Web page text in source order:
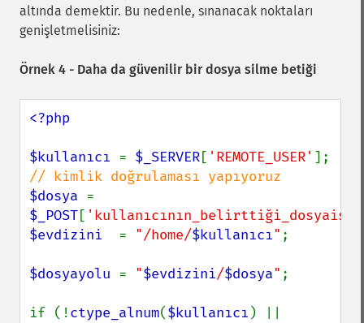
altında demektir. Bu nedenle, sınanacak noktaları
genişletmelisiniz:
Örnek 4 - Daha da güvenilir bir dosya silme betiği
<?php
$kullanıcı = $_SERVER[ 'REMOTE_USER'
$dosya
$_POST[
$evdizini = "/home/$kullanıcı" ;
$dosyayolu = "$evdizini/$dosya" ;
if (!ctype_alnum($kullanıcı ) ||